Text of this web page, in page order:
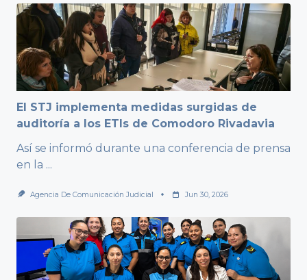
El STJ implementa medidas surgidas de
auditoría a los ETIs de Comodoro Rivadavia
Así se informó durante una conferencia de prensa
en la ...
Agencia De Comunicación Judicial Jun 30, 2026